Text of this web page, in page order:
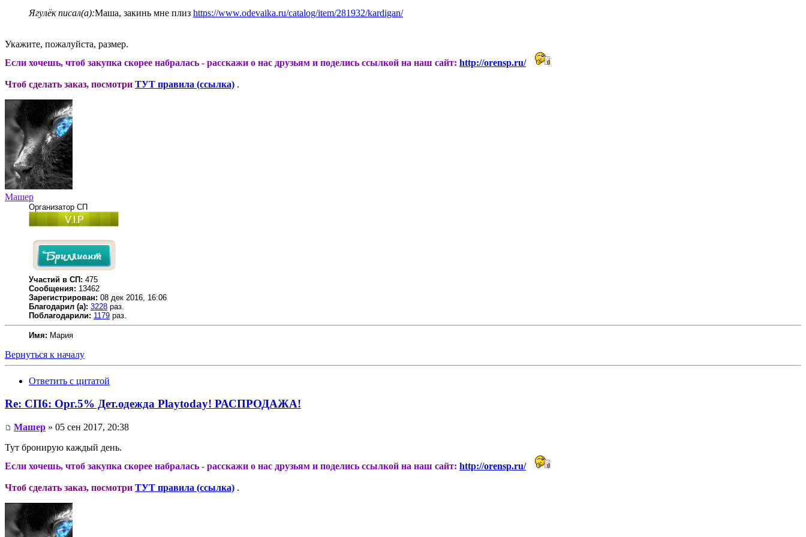
Ягулёк писал(а):Маша, закинь мне плиз https://www.odevaika.ru/catalog/item/281932/kardigan/
Укажите, пожалуйста, размер.
Если хочешь, чтоб закупка скорее набралась - расскажи о нас друзьям и поделись ссылкой на наш сайт: http://orensp.ru/
Чтоб сделать заказ, посмотри ТУТ правила (ссылка) .
Машер
Организатор СП
Участий в СП: 475
Сообщения: 13462
Зарегистрирован: 08 дек 2016, 16:06
Благодарил (а): 3228 раз.
Поблагодарили: 1179 раз.
Имя: Мария
Вернуться к началу
Ответить с цитатой
Re: СП6: Орг.5% Дет.одежда Playtoday! РАСПРОДАЖА!
Машер » 05 сен 2017, 20:38
Тут бронирую каждый день.
Если хочешь, чтоб закупка скорее набралась - расскажи о нас друзьям и поделись ссылкой на наш сайт: http://orensp.ru/
Чтоб сделать заказ, посмотри ТУТ правила (ссылка) .